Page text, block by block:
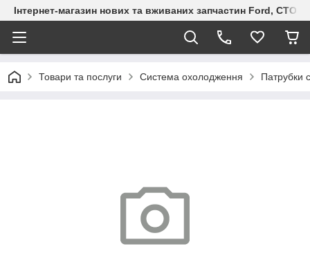
Інтернет-магазин нових та вживаних запчастин Ford, СТО
Товари та послуги Система охолодження Патрубки